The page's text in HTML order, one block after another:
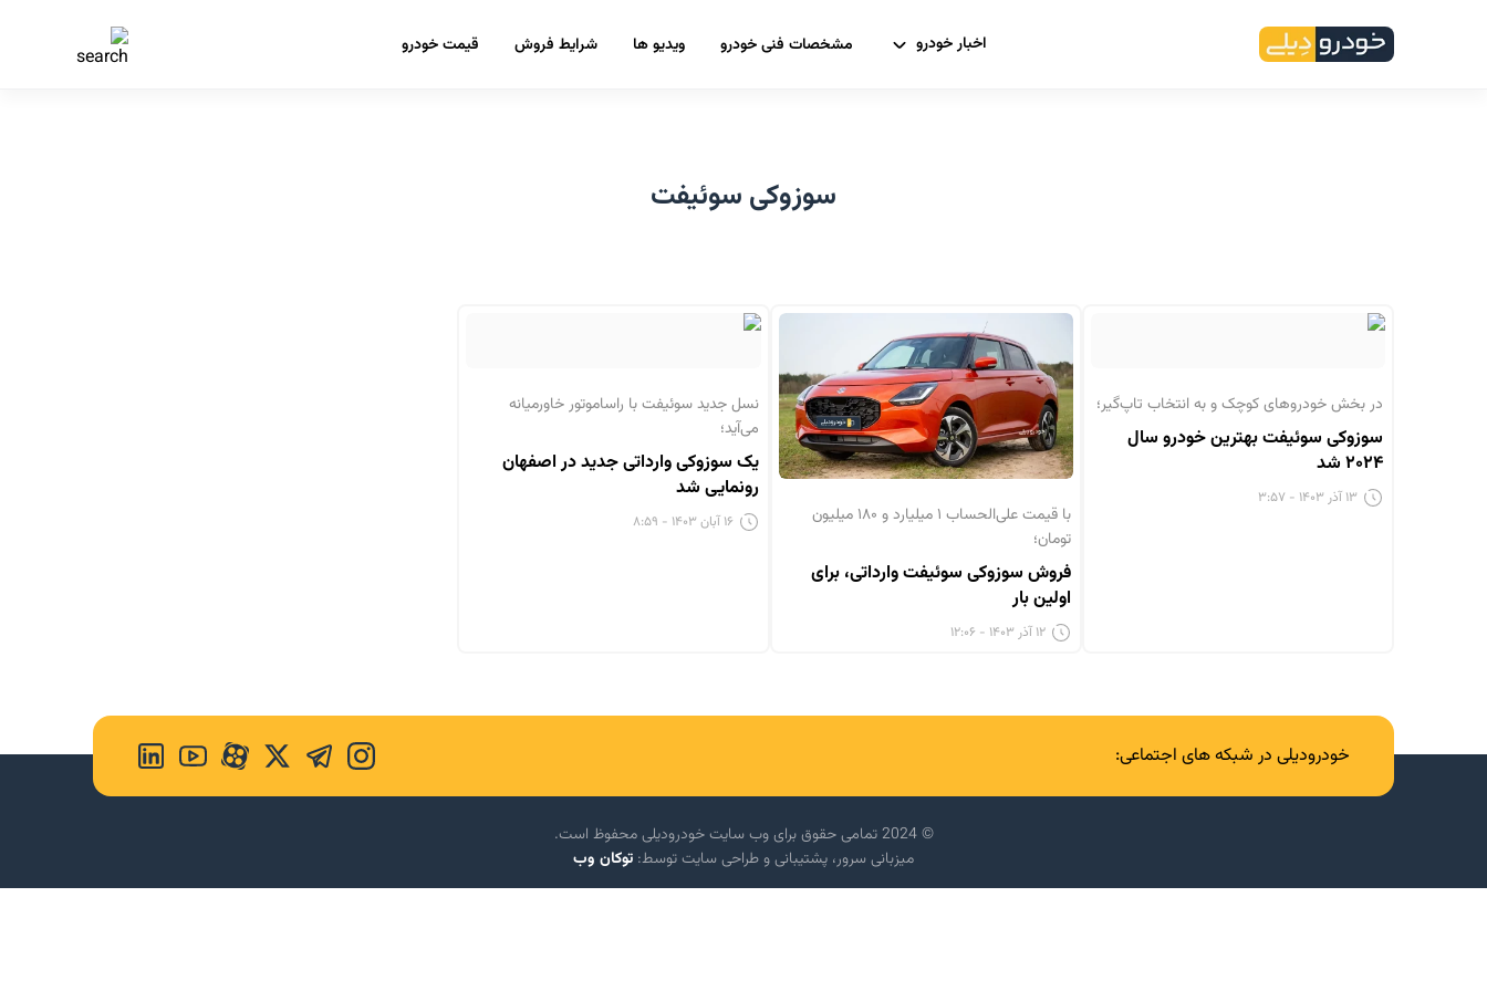
اخبار خودرو مشخصات فنی خودرو ویدیو ها شرایط فروش قیمت خودرو
سوزوکی سوئیفت
در بخش خودروهای کوچک و به انتخاب تاپ‌گیر؛
سوزوکی سوئیفت بهترین خودرو سال
۲۰۲۴ شد
۱۳ آذر ۱۴۰۳ - ۳:۵۷
با قیمت علی‌الحساب ۱ میلیارد و ۱۸۰ میلیون
تومان؛
فروش سوزوکی سوئیفت وارداتی، برای
اولین بار
۱۲ آذر ۱۴۰۳ - ۱۲:۰۶
نسل جدید سوئیفت با راساموتور خاورمیانه
می‌آید؛
یک سوزوکی وارداتی جدید در اصفهان
رونمایی شد
۱۶ آبان ۱۴۰۳ - ۸:۵۹
خودرودیلی در شبکه های اجتماعی:
© 2024 تمامی حقوق برای وب سایت خودرودیلی محفوظ است.
میزبانی سرور، پشتیبانی و طراحی سایت توسط: توکان وب